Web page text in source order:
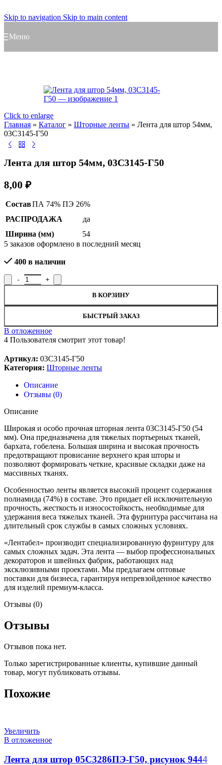
Skip to navigation Skip to main content
Меню
Click to enlarge
Главная » Каталог » Шторные ленты » Лента для штор 54мм,
03С3145-Г50
Лента для штор 54мм, 03С3145-Г50
8,00 ₽
СоставПА 74% ПЭ 26%
РАСПРОДАЖА
да
Ширина (мм)
54
5 заказов оформлено в последний месяц
400 в наличии
В КОРЗИНУ
БЫСТРЫЙ ЗАКАЗ
В отложенное
4 Пользователя смотрит этот товар!
Артикул: 03С3145-Г50
Категория: Шторные ленты
Описание
Отзывы (0)
Описание
Широкая и особо прочная шторная лента 03С3145-Г50 (54
мм). Она предназначена для тяжелых портьерных тканей,
бархата, гобелена. Большая ширина и высокая прочность
предотвращают провисание верхнего края шторы и
позволяют формировать четкие, красивые складки даже на
массивных тканях.
Особенностью ленты является высокий процент содержания
полиамида (74%) в составе. Это придает ей исключительную
прочность, жесткость и износостойкость, необходимые для
удержания веса тяжелых тканей. Эта фурнитура рассчитана на
длительный срок службы в самых сложных условиях.
«Лентабел» производит специализированную фурнитуру для
самых сложных задач. Эта лента — выбор профессиональных
декораторов и швейных фабрик, работающих над
эксклюзивными проектами. Мы предлагаем оптовые
поставки для бизнеса, гарантируя непревзойденное качество
для изделий премиум-класса.
Отзывы (0)
Отзывы
Отзывов пока нет.
Только зарегистрированные клиенты, купившие данный
товар, могут публиковать отзывы.
Похожие
Увеличить
В отложенное
Лента для штор 05С3286ПЭ-Г50, рисунок 9444